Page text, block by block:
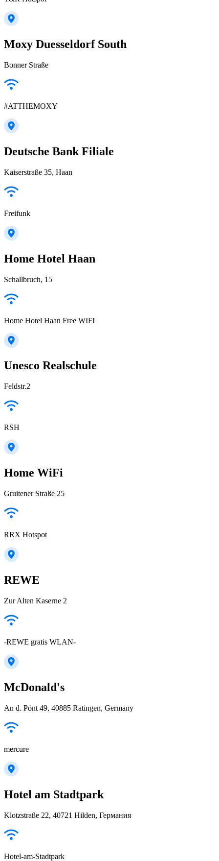
Moxy Duesseldorf South
Bonner Straße
#ATTHEMOXY
Deutsche Bank Filiale
Kaiserstraße 35, Haan
Freifunk
Home Hotel Haan
Schallbruch, 15
Home Hotel Haan Free WIFI
Unesco Realschule
Feldstr.2
RSH
Home WiFi
Gruitener Straße 25
RRX Hotspot
REWE
Zur Alten Kaserne 2
-REWE gratis WLAN-
McDonald's
An d. Pönt 49, 40885 Ratingen, Germany
mercure
Hotel am Stadtpark
Klotzstraße 22, 40721 Hilden, Германия
Hotel-am-Stadtpark